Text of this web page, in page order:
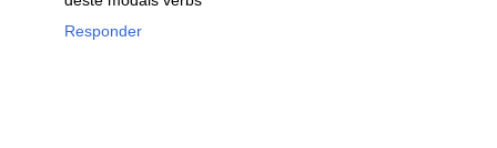
Responder